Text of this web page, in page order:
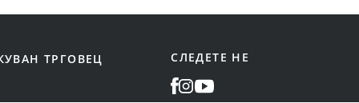
ТРГОВЕЦ СЛЕДЕТЕ НЕ